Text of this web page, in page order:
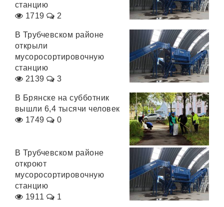
станцию
1719
2
В Трубчевском районе
открыли
мусоросортировочную
станцию
2139
3
В Брянске на субботник
вышли 6,4 тысячи человек
1749
0
В Трубчевском районе
откроют
мусоросортировочную
станцию
1911
1